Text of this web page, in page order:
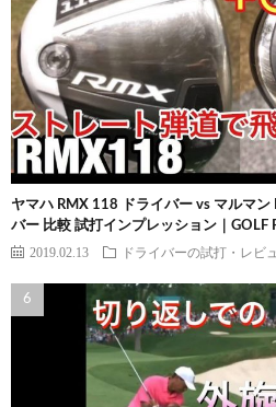
ヤマハ RMX 118 ドライバー vs マルマ
バー 比較 試打インプレッション｜GOLF
2019.02.13 ドライバーの試打・レビ